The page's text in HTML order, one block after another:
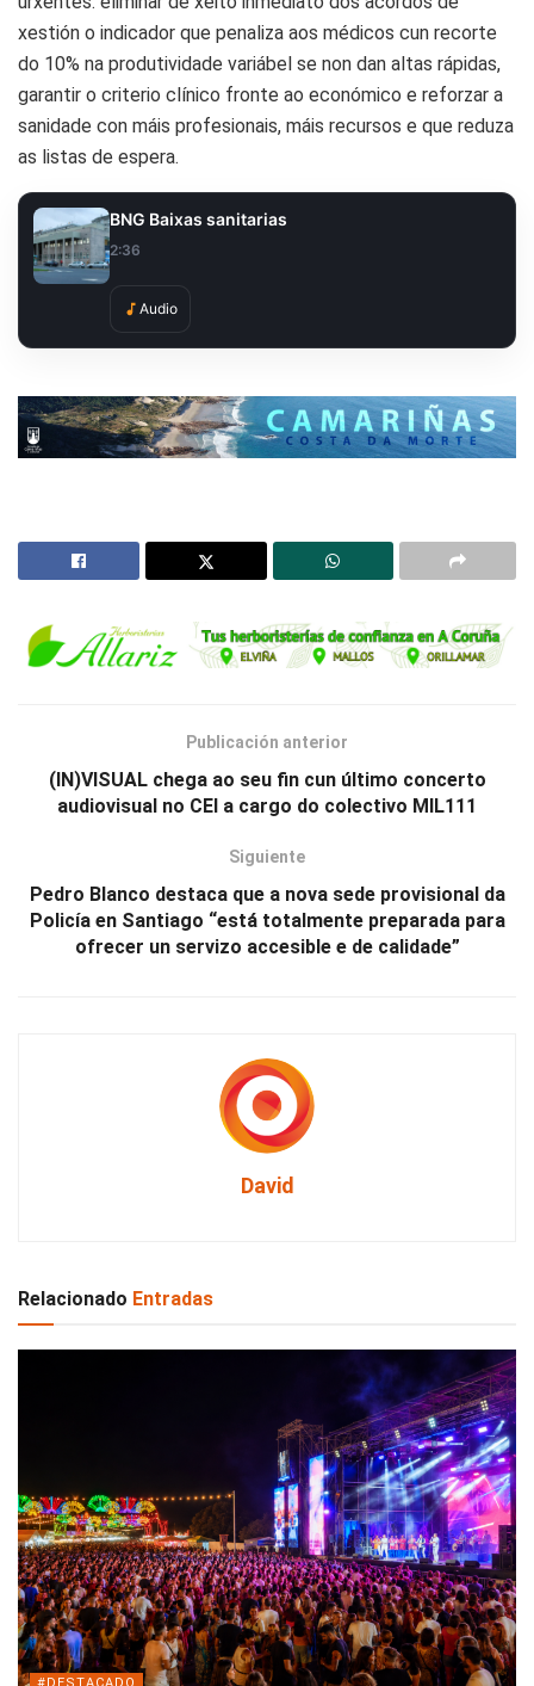
xestión o indicador que penaliza aos médicos cun recorte
do 10% na produtividade variábel se non dan altas rápidas,
garantir o criterio clínico fronte ao económico e reforzar a
sanidade con máis profesionais, máis recursos e que reduza
as listas de espera.
BNG Baixas sanitarias
2:36
Audio
Publicación anterior
(IN)VISUAL chega ao seu fin cun último concerto
audiovisual no CEI a cargo do colectivo MIL111
Siguiente
Pedro Blanco destaca que a nova sede provisional da
Policía en Santiago “está totalmente preparada para
ofrecer un servizo accesible e de calidade”
David
Relacionado Entradas